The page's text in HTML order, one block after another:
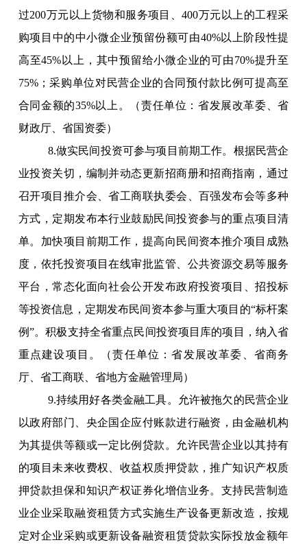
过200万元以上货物和服务项目、400万元以上的工程采
购项目中的中小微企业预留份额可由40%以上阶段性提
高至45%以上，其中预留给小微企业的可由70%提升至
75%；采购单位对民营企业的合同预付款比例可提高至
合同金额的35%以上。（责任单位：省发展改革委、省
财政厅、省国资委）
8.做实民间投资可参与项目前期工作。根据民营企
业投资关切，编制并动态更新招商册和招商指南，通过
召开项目推介会、省工商联执委会、百强发布会等多种
方式，定期发布本行业鼓励民间投资参与的重点项目清
单。加快项目前期工作，提高向民间资本推介项目成熟
度，依托投资项目在线审批监管、公共资源交易等服务
平台，常态化面向社会公开发布政府投资项目、招投标
等投资信息，定期发布民间资本参与重大项目的“标杆案
例”。积极支持全省重点民间投资项目库的项目，纳入省
重点建设项目。（责任单位：省发展改革委、省商务
厅、省工商联、省地方金融管理局）
9.持续用好各类金融工具。允许被拖欠的民营企业
以政府部门、央企国企应付账款进行融资，由金融机构
为其提供等额或一定比例贷款。允许民营企业以其持有
的项目未来收费权、收益权质押贷款，推广知识产权质
押贷款担保和知识产权证券化增信业务。支持民营制造
业企业采取融资租赁方式实施生产设备更新改造，按规
定对企业采购或更新设备融资租赁贷款实际投放金额年